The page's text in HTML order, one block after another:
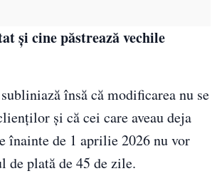
și cine păstrează vechile
însă că modificarea nu se
și că cei care aveau deja
înainte de 1 aprilie 2026 nu vor
de plată de 45 de zile.